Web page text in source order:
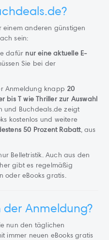
einem anderen günstigen
sein:
dafür nur eine aktuelle E-
Sie bei der
Anmeldung knapp 20
bis T wie Thriller zur Auswahl
und Buchdeals.de zeigt
kostenlos und weitere
50 Prozent Rabatt, aus
Belletristik. Auch aus den
gibt es regelmäßig
oder eBooks gratis.
Anmeldung?
nun den täglichen
immer neuen eBooks gratis